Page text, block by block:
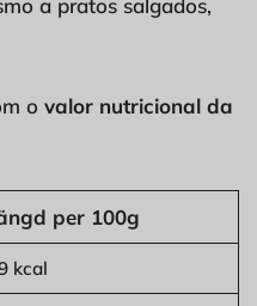
a pratos salgados,
o valor nutricional da
per 100g
kcal